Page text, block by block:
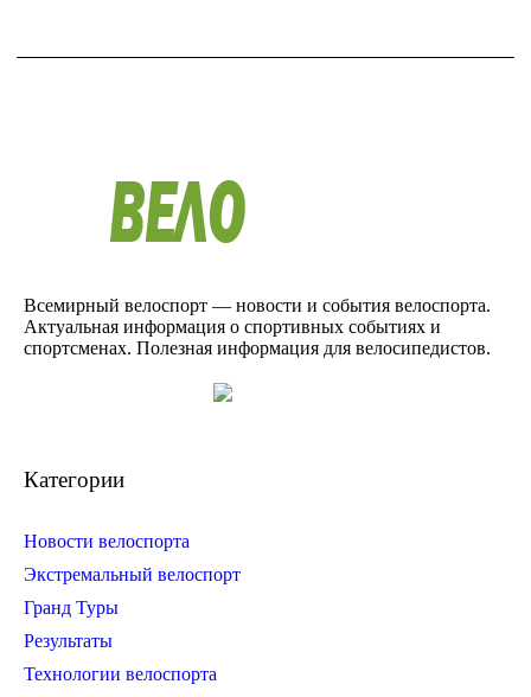
Всемирный велоспорт — новости и события велоспорта.
Актуальная информация о спортивных событиях и
спортсменах. Полезная информация для велосипедистов.
Категории
Новости велоспорта
Экстремальный велоспорт
Гранд Туры
Результаты
Технологии велоспорта